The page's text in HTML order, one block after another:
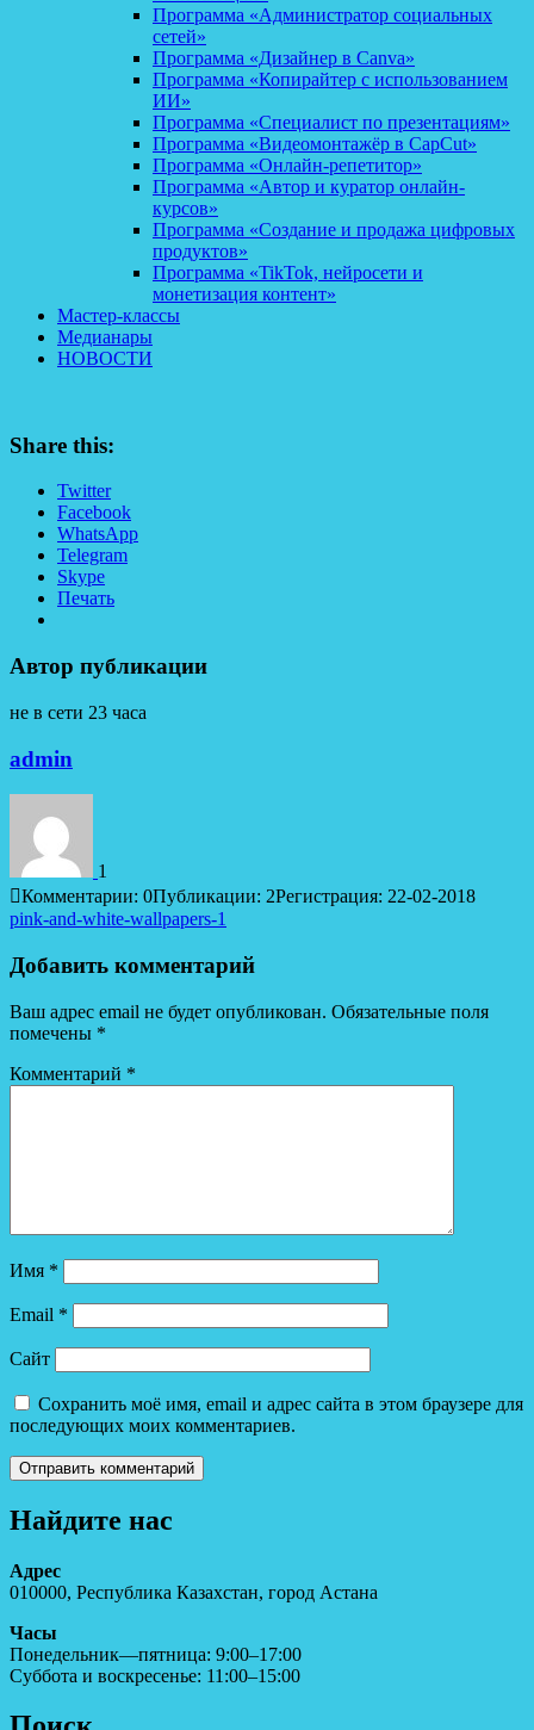
Программа «Администратор социальных
сетей»
Программа «Дизайнер в Canva»
Программа «Копирайтер с использованием
ИИ»
Программа «Специалист по презентациям»
Программа «Видеомонтажёр в CapCut»
Программа «Онлайн-репетитор»
Программа «Автор и куратор онлайн-
курсов»
Программа «Создание и продажа цифровых
продуктов»
Программа «TikTok, нейросети и
монетизация контент»
Мастер-классы
Медианары
НОВОСТИ
Share this:
Twitter
Facebook
WhatsApp
Telegram
Skype
Печать
Автор публикации
не в сети 23 часа
admin
1
Комментарии: 0Публикации: 2Регистрация: 22-02-2018
Навигация
по
записям
pink-and-white-wallpapers-1
Добавить комментарий
Ваш адрес email не будет опубликован. Обязательные поля
помечены *
Комментарий *
Имя *
Email *
Сайт
Сохранить моё имя, email и адрес сайта в этом браузере для
последующих моих комментариев.
Найдите нас
Адрес
010000, Республика Казахстан, город Астана
Часы
Понедельник—пятница: 9:00–17:00
Суббота и воскресенье: 11:00–15:00